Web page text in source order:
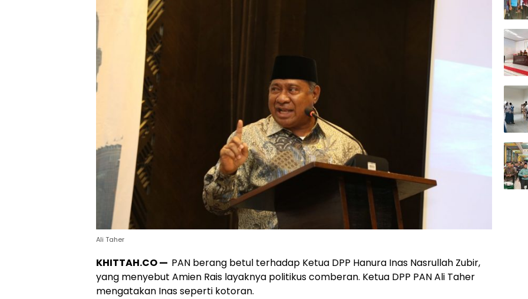
Ali Taher
KHITTAH.CO — PAN berang betul terhadap Ketua DPP Hanura Inas Nasrullah Zubir,
yang menyebut Amien Rais layaknya politikus comberan. Ketua DPP PAN Ali Taher
mengatakan Inas seperti kotoran.